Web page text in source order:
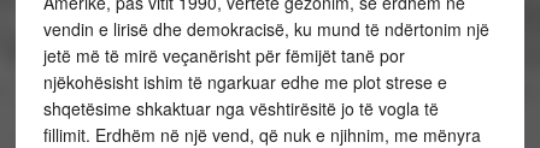
vendin e lirisë dhe demokracisë, ku mund të ndërtonim një
jetë më të mirë veçanërisht për fëmijët tanë por
njëkohësisht ishim të ngarkuar edhe me plot strese e
shqetësime shkaktuar nga vështirësitë jo të vogla të
fillimit. Erdhëm në një vend, që nuk e njihnim, me mënyra